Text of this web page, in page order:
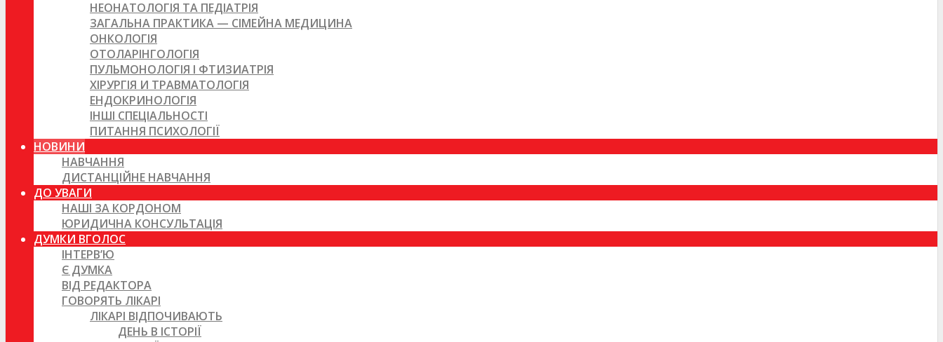
НЕОНАТОЛОГІЯ ТА ПЕДІАТРІЯ
ЗАГАЛЬНА ПРАКТИКА — СІМЕЙНА МЕДИЦИНА
ОНКОЛОГІЯ
ОТОЛАРІНГОЛОГІЯ
ПУЛЬМОНОЛОГІЯ І ФТИЗИАТРІЯ
ХІРУРГІЯ И ТРАВМАТОЛОГІЯ
ЕНДОКРИНОЛОГІЯ
ІНШІ СПЕЦІАЛЬНОСТІ
ПИТАННЯ ПСИХОЛОГІЇ
НОВИНИ
НАВЧАННЯ
ДИСТАНЦІЙНЕ НАВЧАННЯ
ДО УВАГИ
НАШІ ЗА КОРДОНОМ
ЮРИДИЧНА КОНСУЛЬТАЦІЯ
ДУМКИ ВГОЛОС
ІНТЕРВ’Ю
Є ДУМКА
ВІД РЕДАКТОРА
ГОВОРЯТЬ ЛІКАРІ
ЛІКАРІ ВІДПОЧИВАЮТЬ
ДЕНЬ В ІСТОРІЇ